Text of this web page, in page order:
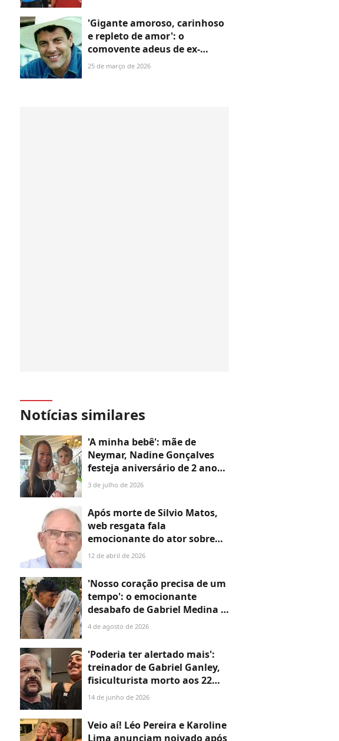
'Gigante amoroso, carinhoso
e repleto de amor': o
comovente adeus de ex-
namorada de Gerson Brenner
25 de março de 2026
Notícias similares
'A minha bebê': mãe de
Neymar, Nadine Gonçalves
festeja aniversário de 2 anos
de Helena, filha do jogador
3 de julho de 2026
Após morte de Silvio Matos,
web resgata fala
emocionante do ator sobre
fim da vida: 'A gente vai
vídeo!
12 de abril de 2026
'Nosso coração precisa de um
tempo': o emocionante
desabafo de Gabriel Medina e
Isabella Arantes após perda
4 de agosto de 2026
'Poderia ter alertado mais':
treinador de Gabriel Ganley,
fisiculturista morto aos 22
anos, fala pela primeira vez
14 de junho de 2026
Veio aí! Léo Pereira e Karoline
Lima anunciam noivado após